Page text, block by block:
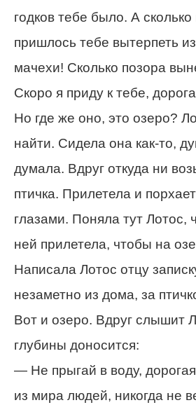
годков тебе было. А
пришлось тебе вытерпеть
мачехи! Сколько позора
Скоро я приду к тебе,
Но где же оно, это озеро?
найти. Сидела она как-то,
думала. Вдруг откуда ни
птичка. Прилетела и
глазами. Поняла тут Лотос,
ней прилетела, чтобы на
Написала Лотос отцу
незаметно из дома, за
Вот и озеро. Вдруг слышит
глубины доносится:
— Не прыгай в воду,
из мира людей, никогда не